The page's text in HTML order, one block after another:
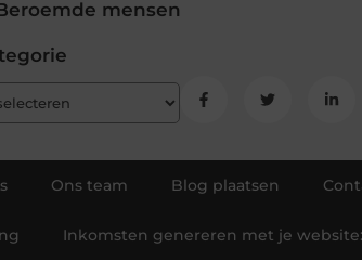
mensen
Ons team Blog plaatsen
Inkomsten genereren met je